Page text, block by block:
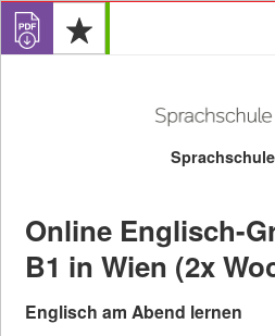
Login
Angebote
Online Englisch-
B1 in Wien (2x
Englisch am Abend lernen